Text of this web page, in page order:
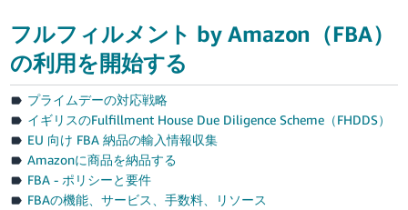
フルフィルメント by Amazon（FBA）
の利用を開始する
プライムデーの対応戦略
イギリスのFulfillment House Due Diligence Scheme（FHDDS）
EU 向け FBA 納品の輸入情報収集
Amazonに商品を納品する
FBA - ポリシーと要件
FBAの機能、サービス、手数料、リソース